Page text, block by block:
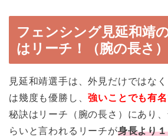
フェンシング見延和靖
はリーチ！（腕の長さ）
見延和靖選手は、外見だけではな
は幾度も優勝し、強いことでも有名
秘訣はリーチ（腕の長さ）にあり、
らいと言われるリーチが身長より